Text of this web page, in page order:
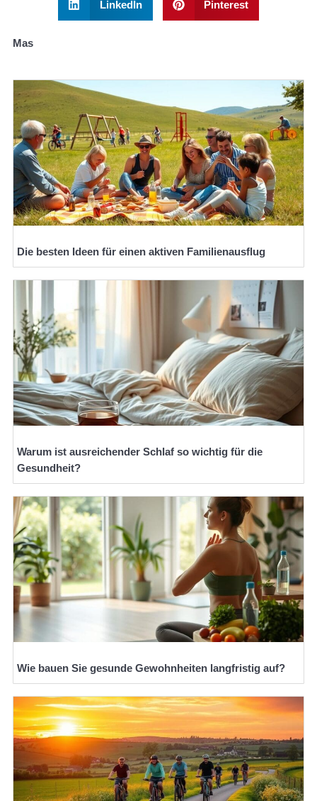
LinkedIn Pinterest
Mas
Die besten Ideen für einen aktiven Familienausflug
Warum ist ausreichender Schlaf so wichtig für die
Gesundheit?
Wie bauen Sie gesunde Gewohnheiten langfristig auf?